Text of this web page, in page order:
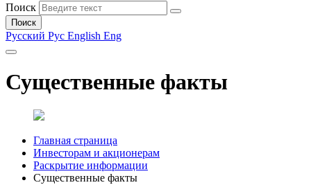
Поиск
Поиск
Русский Рус English Eng
Существенные факты
Главная страница
Инвесторам и акционерам
Раскрытие информации
Существенные факты